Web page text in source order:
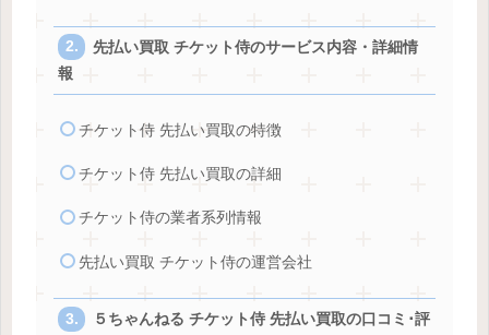
先払い買取 チケット侍のサービス内容・詳細情
報
チケット侍 先払い買取の特徴
チケット侍 先払い買取の詳細
チケット侍の業者系列情報
先払い買取 チケット侍の運営会社
５ちゃんねる チケット侍 先払い買取の口コミ･評